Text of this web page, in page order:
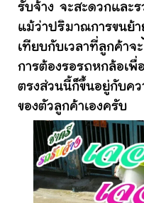
รับจ้าง จะสะดวกและ
แม้ว่าปริมาณการขนย้า
เทียบกับเวลาที่ลูกค้าจ
การต้องรอรถหกล้อเ
ตรงส่วนนี้ก็ขึ้นอยู่กับคว
ของตัวลูกค้าเองครับ